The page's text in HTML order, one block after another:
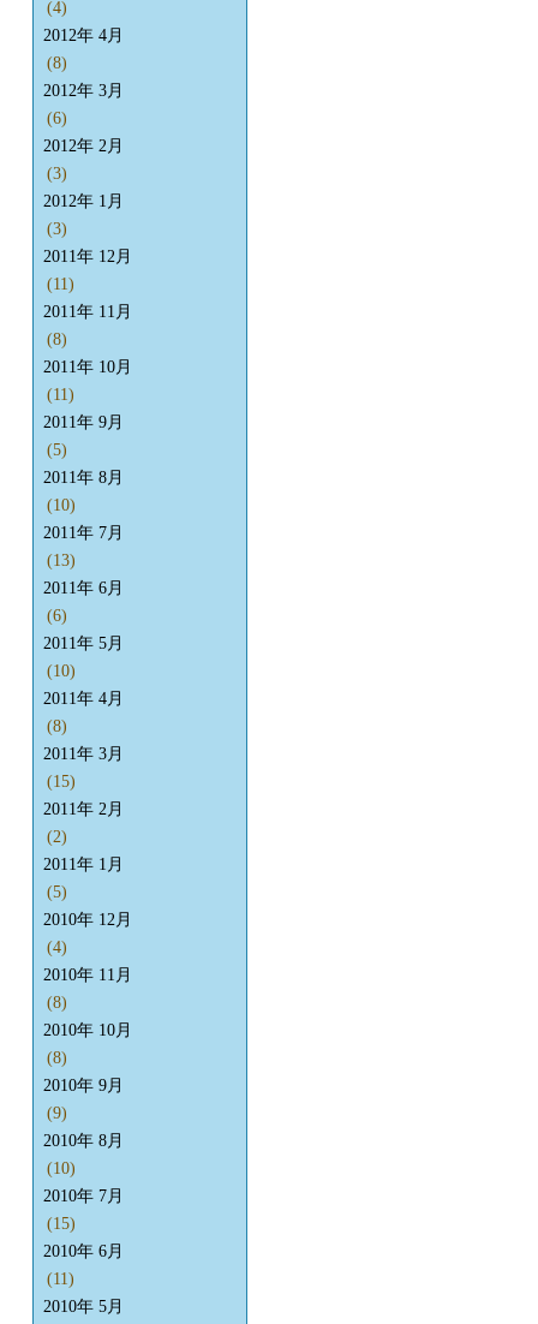
(4)
2012年 4月
(8)
2012年 3月
(6)
2012年 2月
(3)
2012年 1月
(3)
2011年 12月
(11)
2011年 11月
(8)
2011年 10月
(11)
2011年 9月
(5)
2011年 8月
(10)
2011年 7月
(13)
2011年 6月
(6)
2011年 5月
(10)
2011年 4月
(8)
2011年 3月
(15)
2011年 2月
(2)
2011年 1月
(5)
2010年 12月
(4)
2010年 11月
(8)
2010年 10月
(8)
2010年 9月
(9)
2010年 8月
(10)
2010年 7月
(15)
2010年 6月
(11)
2010年 5月